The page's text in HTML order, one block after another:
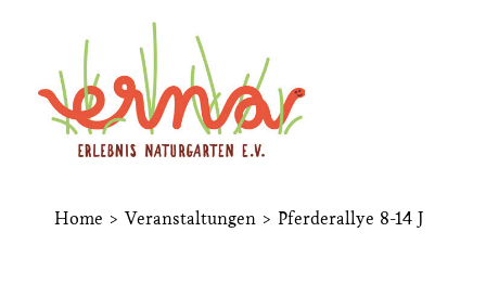
Home >Veranstaltungen > Pferderallye 8-14 J